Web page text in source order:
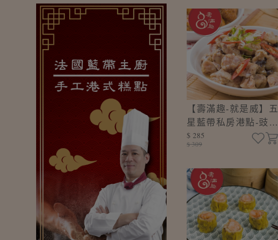
【壽滿趣-就是威】五
星藍帶私房港點-豉汁
蒸排骨(300±10g/盒)
$ 285
$ 309